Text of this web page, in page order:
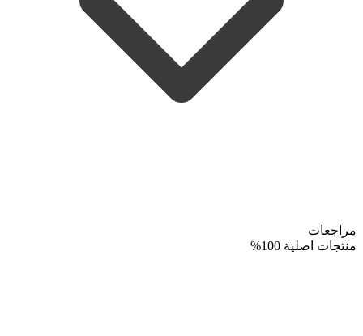
مراجعات
منتجات اصلية 100%